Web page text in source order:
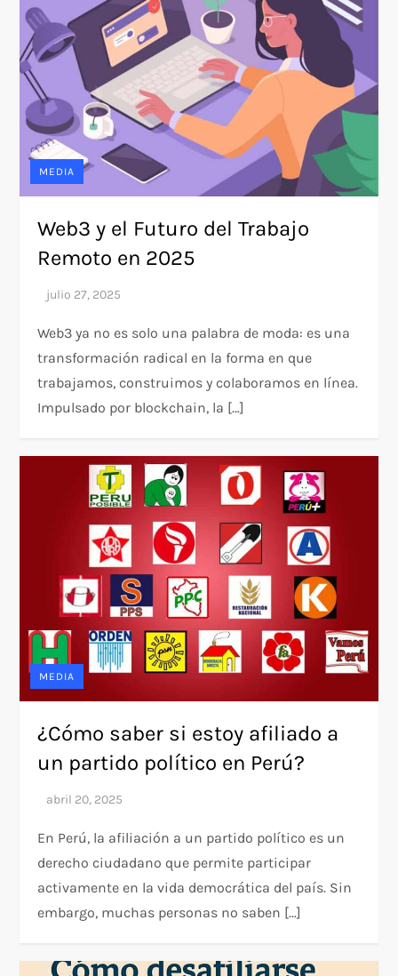
MEDIA
Web3 y el Futuro del Trabajo
Remoto en 2025
Web3 ya no es solo una palabra de moda: es una
transformación radical en la forma en que
trabajamos, construimos y colaboramos en línea.
Impulsado por blockchain, la […]
MEDIA
¿Cómo saber si estoy afiliado a
un partido político en Perú?
En Perú, la afiliación a un partido político es un
derecho ciudadano que permite participar
activamente en la vida democrática del país. Sin
embargo, muchas personas no saben […]